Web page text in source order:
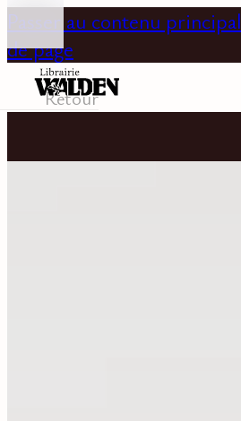
Passer au contenu principal
de page
Retour